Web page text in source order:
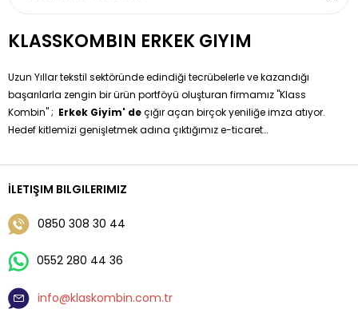
KLASSKOMBIN ERKEK GIYIM
Uzun Yıllar tekstil sektöründe edindiği tecrübelerle ve kazandığı
başarılarla zengin bir ürün portföyü oluşturan firmamız ''Klass
Kombin'' ; Erkek Giyim' deçığır açan birçok yeniliğe imza atıyor.
Hedef kitlemizi genişletmek adına çıktığımız e-ticaret
özgün tasarımlarla buluşturma hedefimizi gerçekleştiriyoruz.
Erkek Giyim 'de Hazır Kombinleri Siz değerli müşterilerimize
sunmaktayız sadece boy ve kilo bilgisi vererek çok kolay bir
şekilde kendi kombininize sahip olabilirsiniz.
İLETIŞIM BILGILERIMIZ
0850 308 30 44
0552 280 44 36
info@klaskombin.com.tr